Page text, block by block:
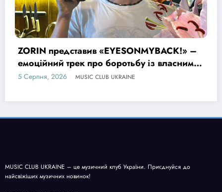
–
власними
MUSIC CLUB UKRAINE – це музичний клуб України. Приєднуйся до
найсвіжіших музичних новинок!
живуть у мовчанні
Alina Tim презентувала «Усе, що в мене є» – пісню про любов без драм,
маніпуляцій і зайвих ігор